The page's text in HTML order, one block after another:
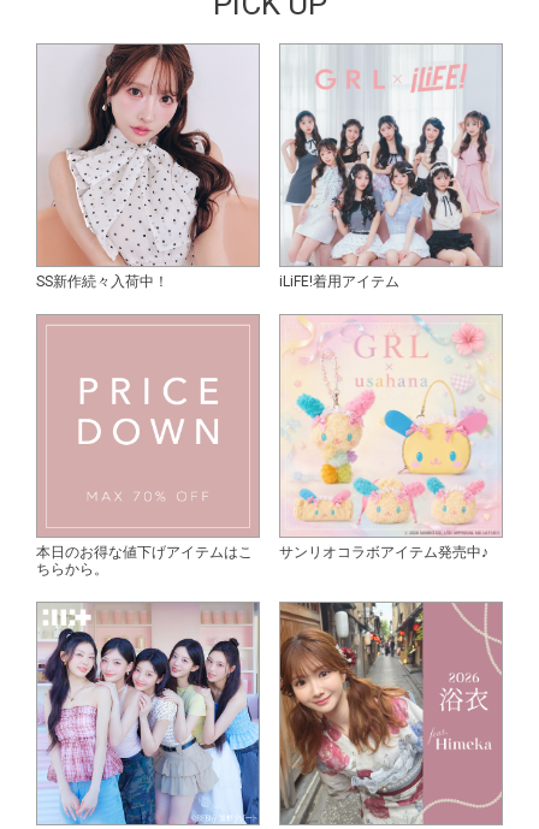
SS新作続々入荷中！ iLiFE!着用アイテム
本日のお得な値下げアイテムはこ
ちらから。
サンリオコラボアイテム発売中♪